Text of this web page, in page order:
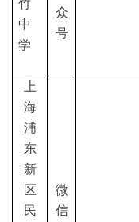
竹
中
学
众
号
上
海
浦
东
新
区
民
微
信